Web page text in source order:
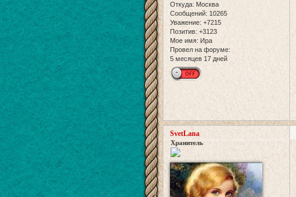
Откуда: Москва
Сообщений: 10265
Уважение: +7215
Позитив: +3123
Мое имя: Ира
Провел на форуме:
5 месяцев 17 дней
SvetLana
Хранитель